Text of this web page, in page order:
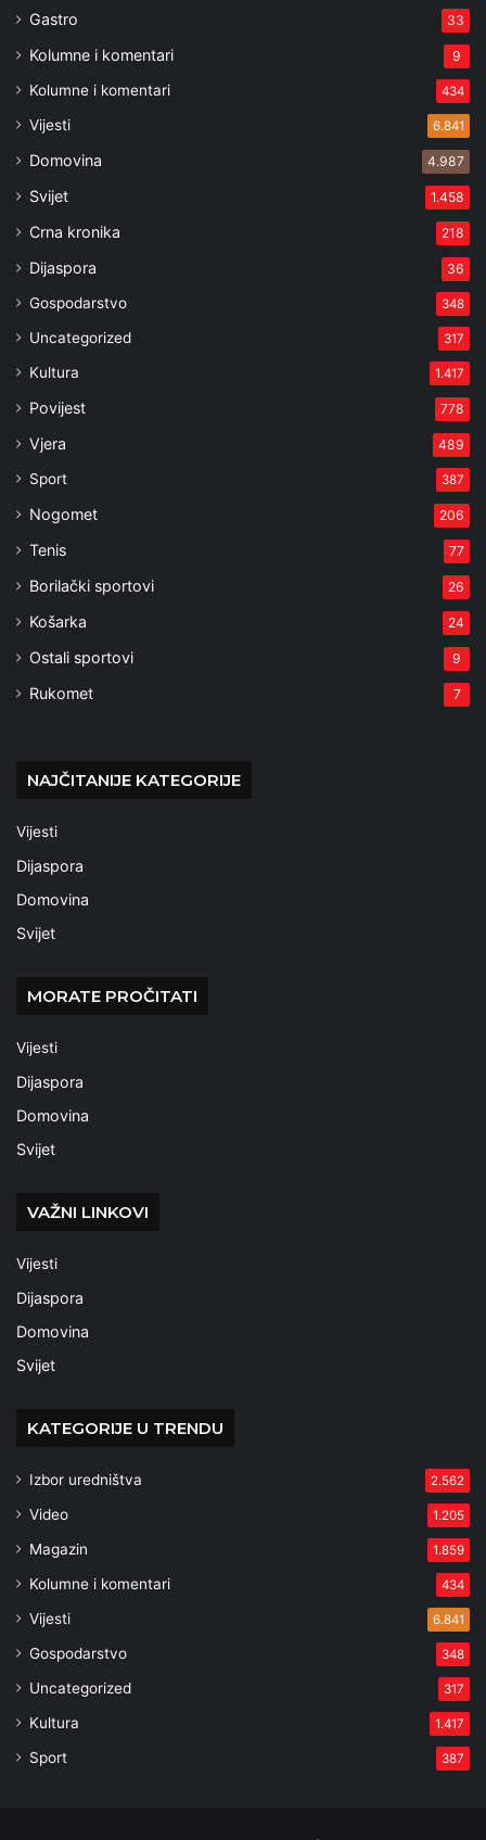
Gastro 33
Kolumne i komentari 9
Kolumne i komentari 434
Vijesti 6.841
Domovina 4.987
Svijet 1.458
Crna kronika 218
Dijaspora 36
Gospodarstvo 348
Uncategorized 317
Kultura 1.417
Povijest 778
Vjera 489
Sport 387
Nogomet 206
Tenis 77
Borilački sportovi 26
Košarka 24
Ostali sportovi 9
Rukomet 7
NAJČITANIJE KATEGORIJE
Vijesti
Dijaspora
Domovina
Svijet
MORATE PROČITATI
Vijesti
Dijaspora
Domovina
Svijet
VAŽNI LINKOVI
Vijesti
Dijaspora
Domovina
Svijet
KATEGORIJE U TRENDU
Izbor uredništva 2.562
Video 1.205
Magazin 1.859
Kolumne i komentari 434
Vijesti 6.841
Gospodarstvo 348
Uncategorized 317
Kultura 1.417
Sport 387